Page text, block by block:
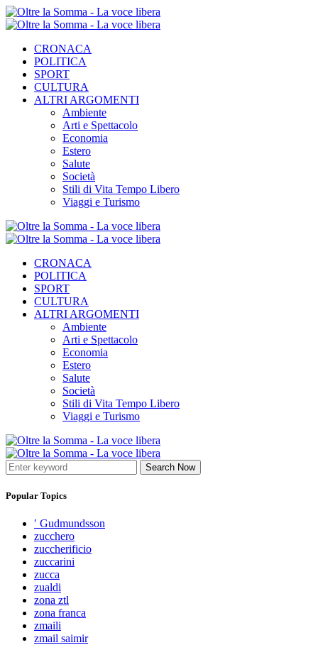
CRONACA
POLITICA
SPORT
CULTURA
ALTRI ARGOMENTI
Ambiente
Arti e Spettacolo
Economia
Estero
Salute
Società
Stili di Vita Tempo Libero
Viaggi e Turismo
CRONACA
POLITICA
SPORT
CULTURA
ALTRI ARGOMENTI
Ambiente
Arti e Spettacolo
Economia
Estero
Salute
Società
Stili di Vita Tempo Libero
Viaggi e Turismo
Search Now
Popular Topics
′ Gudmundsson
zucchero
zuccherificio
zuccarini
zucca
zualdi
zona ztl
zona franca
zmaili
zmail saimir